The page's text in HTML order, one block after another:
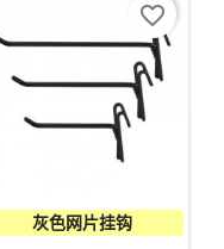
快速查看
灰色网片挂钩
favorite_border